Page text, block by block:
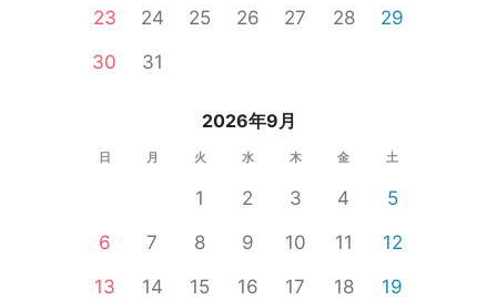
23
24 25 26 27 28
29
30
31
2026年9月
日 月 火 水 木 金 土
1 2 3 4
5
6
7 8 9 10 11
12
13
14 15 16 17 18
19